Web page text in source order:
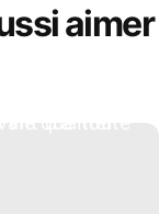
aimer